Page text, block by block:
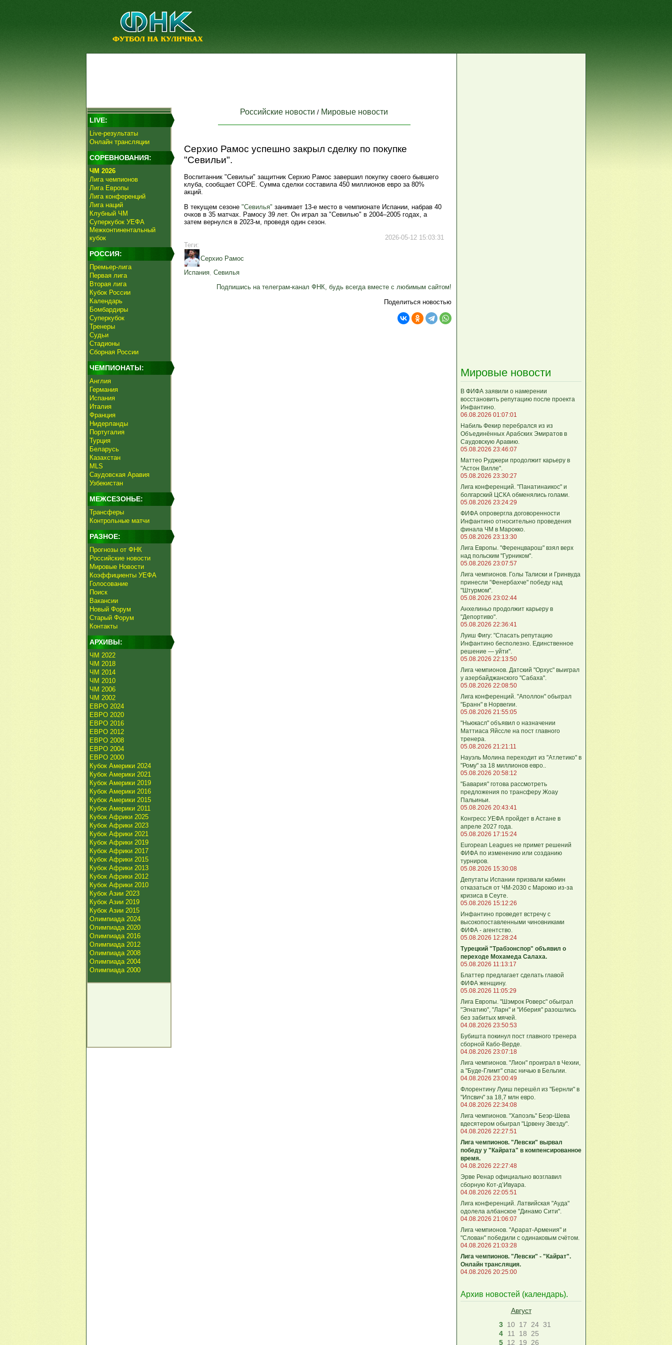
LIVE:
Live-результаты
Онлайн трансляции
СОРЕВНОВАНИЯ:
ЧМ 2026
Лига чемпионов
Лига Европы
Лига конференций
Лига наций
Клубный ЧМ
Суперкубок УЕФА
Межконтинентальный
кубок
РОССИЯ:
Премьер-лига
Первая лига
Вторая лига
Кубок России
Календарь
Бомбардиры
Суперкубок
Тренеры
Судьи
Стадионы
Сборная России
ЧЕМПИОНАТЫ:
Англия
Германия
Испания
Италия
Франция
Нидерланды
Португалия
Турция
Беларусь
Казахстан
MLS
Саудовская Аравия
Узбекистан
МЕЖСЕЗОНЬЕ:
Трансферы
Контрольные матчи
РАЗНОЕ:
Прогнозы от ФНК
Российские новости
Мировые Новости
Коэффициенты УЕФА
Голосование
Поиск
Вакансии
Новый Форум
Старый Форум
Контакты
АРХИВЫ:
ЧМ 2022
ЧМ 2018
ЧМ 2014
ЧМ 2010
ЧМ 2006
ЧМ 2002
ЕВРО 2024
ЕВРО 2020
ЕВРО 2016
ЕВРО 2012
ЕВРО 2008
ЕВРО 2004
ЕВРО 2000
Кубок Америки 2024
Кубок Америки 2021
Кубок Америки 2019
Кубок Америки 2016
Кубок Америки 2015
Кубок Америки 2011
Кубок Африки 2025
Кубок Африки 2023
Кубок Африки 2021
Кубок Африки 2019
Кубок Африки 2017
Кубок Африки 2015
Кубок Африки 2013
Кубок Африки 2012
Кубок Африки 2010
Кубок Азии 2023
Кубок Азии 2019
Кубок Азии 2015
Олимпиада 2024
Олимпиада 2020
Олимпиада 2016
Олимпиада 2012
Олимпиада 2008
Олимпиада 2004
Олимпиада 2000
Российские новости / Мировые новости
Серхио Рамос успешно закрыл сделку по покупке
"Севильи".
Воспитанник "Севильи" защитник Серхио Рамос завершил покупку своего бывшего
клуба, сообщает COPE. Сумма сделки составила 450 миллионов евро за 80%
акций.
В текущем сезоне "Севилья" занимает 13-е место в чемпионате Испании, набрав 40
очков в 35 матчах. Рамосу 39 лет. Он играл за "Севилью" в 2004–2005 годах, а
затем вернулся в 2023-м, проведя один сезон.
2026-05-12 15:03:31
Теги:
Серхио Рамос
Испания, Севилья
Подпишись на телеграм-канал ФНК, будь всегда вместе с любимым сайтом!
Поделиться новостью
Мировые новости
В ФИФА заявили о намерении
восстановить репутацию после проекта
Инфантино.
06.08.2026 01:07:01
Набиль Фекир перебрался из из
Объединённых Арабских Эмиратов в
Саудовскую Аравию.
05.08.2026 23:46:07
Маттео Руджери продолжит карьеру в
"Астон Вилле".
05.08.2026 23:30:27
Лига конференций. "Панатинаикос" и
болгарский ЦСКА обменялись голами.
05.08.2026 23:24:29
ФИФА опровергла договоренности
Инфантино относительно проведения
финала ЧМ в Марокко.
05.08.2026 23:13:30
Лига Европы. "Ференцварош" взял верх
над польским "Гурником".
05.08.2026 23:07:57
Лига чемпионов. Голы Талиски и Гринвуда
принесли "Фенербахче" победу над
"Штурмом".
05.08.2026 23:02:44
Анхелиньо продолжит карьеру в
"Депортиво".
05.08.2026 22:36:41
Луиш Фигу: "Спасать репутацию
Инфантино бесполезно. Единственное
решение — уйти".
05.08.2026 22:13:50
Лига чемпионов. Датский "Орхус" выиграл
у азербайджанского "Сабаха".
05.08.2026 22:08:50
Лига конференций. "Аполлон" обыграл
"Бранн" в Норвегии.
05.08.2026 21:55:05
"Ньюкасл" объявил о назначении
Маттиаса Яйссле на пост главного
тренера.
05.08.2026 21:21:11
Науэль Молина переходит из "Атлетико" в
"Рому" за 18 миллионов евро..
05.08.2026 20:58:12
"Бавария" готова рассмотреть
предложения по трансферу Жоау
Пальиньи.
05.08.2026 20:43:41
Конгресс УЕФА пройдет в Астане в
апреле 2027 года.
05.08.2026 17:15:24
European Leagues не примет решений
ФИФА по изменению или созданию
турниров.
05.08.2026 15:30:08
Депутаты Испании призвали кабмин
отказаться от ЧМ-2030 с Марокко из-за
кризиса в Сеуте.
05.08.2026 15:12:26
Инфантино проведет встречу с
высокопоставленными чиновниками
ФИФА - агентство.
05.08.2026 12:28:24
Турецкий "Трабзонспор" объявил о
переходе Мохамеда Салаха.
05.08.2026 11:13:17
Блаттер предлагает сделать главой
ФИФА женщину.
05.08.2026 11:05:29
Лига Европы. "Шэмрок Роверс" обыграл
"Эгнатию", "Ларн" и "Иберия" разошлись
без забитых мячей.
04.08.2026 23:50:53
Бубишта покинул пост главного тренера
сборной Кабо-Верде.
04.08.2026 23:07:18
Лига чемпионов. "Лион" проиграл в Чехии,
а "Буде-Глимт" спас ничью в Бельгии.
04.08.2026 23:00:49
Флорентину Луиш перешёл из "Бернли" в
"Ипсвич" за 18,7 млн евро.
04.08.2026 22:34:08
Лига чемпионов. "Хапоэль" Беэр-Шева
вдесятером обыграл "Црвену Звезду".
04.08.2026 22:27:51
Лига чемпионов. "Левски" вырвал
победу у "Кайрата" в компенсированное
время.
04.08.2026 22:27:48
Эрве Ренар официально возглавил
сборную Кот-д’Ивуара.
04.08.2026 22:05:51
Лига кoнференций. Латвийская "Ауда"
одолела албанское "Динамо Сити".
04.08.2026 21:06:07
Лига чемпионов. "Арарат-Армения" и
"Слован" победили с одинаковым счётом.
04.08.2026 21:03:28
Лига чемпионов. "Левски" - "Кайрат".
Онлайн трансляция.
04.08.2026 20:25:00
Архив новостей (календарь).
Август
3 10 17 24 31
4
11 18
25
5 12 19 26